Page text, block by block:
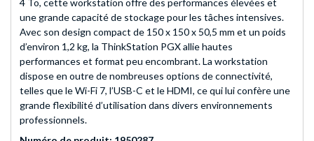
4 To, cette workstation offre des performances élevées et
une grande capacité de stockage pour les tâches intensives.
Avec son design compact de 150 x 150 x 50,5 mm et un poids
d’environ 1,2 kg, la ThinkStation PGX allie hautes
performances et format peu encombrant. La workstation
dispose en outre de nombreuses options de connectivité,
telles que le Wi-Fi 7, l’USB-C et le HDMI, ce qui lui confère une
grande flexibilité d’utilisation dans divers environnements
professionnels.